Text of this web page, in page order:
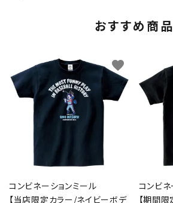
おすすめ商品
コンビネーションミール
【当店限定カラー/ネイビーボデ
favorite
コンビ
【期間限